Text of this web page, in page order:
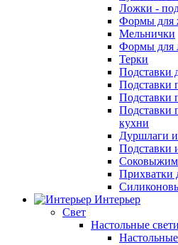
Ложки -
Формы для
Мельнички
Формы для
Терки
Подставки
Подставки
Подставки
Подставки
кухни
Дуршлаги и
Подставки
Прихватки
Интерьер
Свет
Настольные